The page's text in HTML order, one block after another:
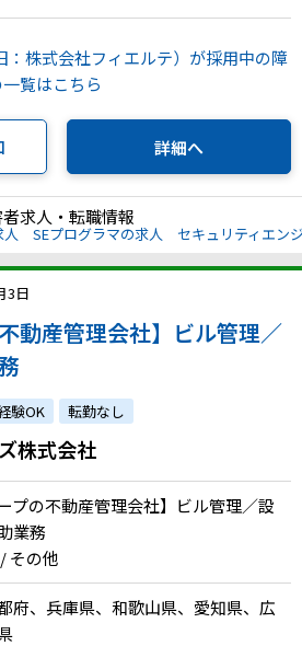
：株式会社フィエルテ）が採用中の障
覧はこちら
詳細へ
求人・転職情報
SEプログラマの求人 セキュリティエン
3日
動産管理会社】ビル管理／
験OK 転勤なし
株式会社
プの不動産管理会社】ビル管理／設
業務
その他
府、兵庫県、和歌山県、愛知県、広